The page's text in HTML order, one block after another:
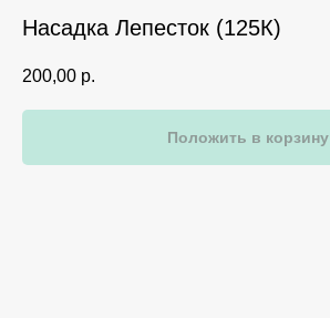
Насадка Лепесток (125К)
200,00 р.
Положить в корзину